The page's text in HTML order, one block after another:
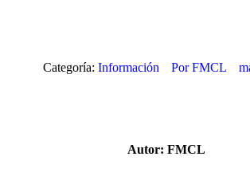
Categoría: Información PorFMCL
Autor: FMCL